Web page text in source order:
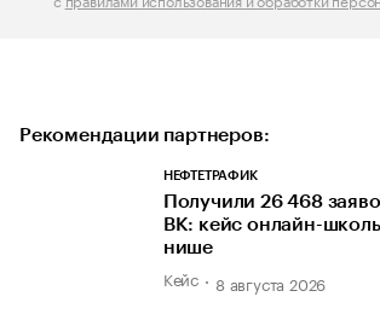
Рекомендации партнеров:
НЕФТЕТРАФИК
Получили 26 468
ВК: кейс онлайн-
нише
Кейс 8 августа 2026